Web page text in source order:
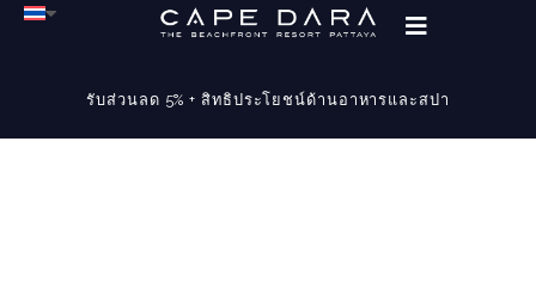
รับส่วนลด 5% + สิทธิประโยชน์ด้านอาหารและสปา